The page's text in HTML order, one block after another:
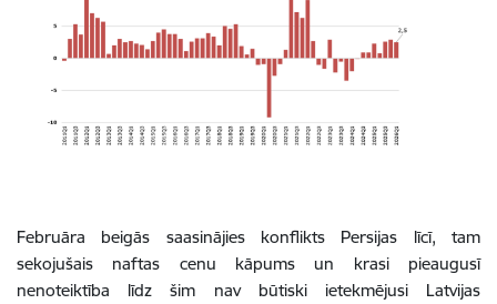
Februāra beigās saasinājies konflikts Persijas līcī, tam
sekojušais naftas cenu kāpums un krasi pieaugusī
nenoteiktība līdz šim nav būtiski ietekmējusi Latvijas